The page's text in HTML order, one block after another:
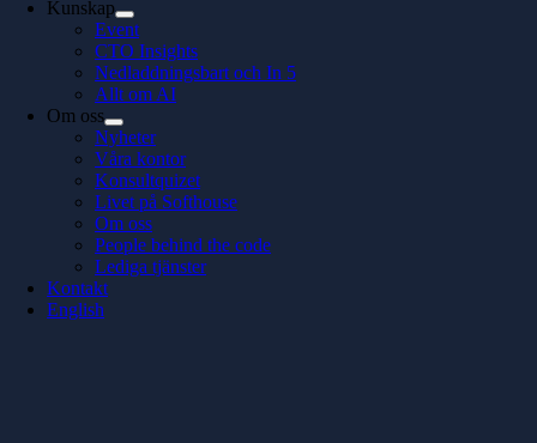
Kunskap
Event
CTO Insights
Nedladdningsbart och In 5
Allt om AI
Om oss
Nyheter
Våra kontor
Konsultquizet
Livet på Softhouse
Om oss
People behind the code
Lediga tjänster
Kontakt
English